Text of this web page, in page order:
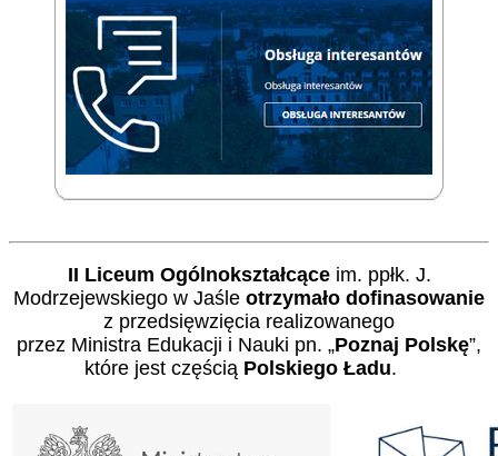
II Liceum Ogólnokształcąceim. ppłk. J.
Modrzejewskiego w Jaśle otrzymało dofinasowanie
z przedsięwzięcia realizowanego
przez Ministra Edukacji i Nauki pn. „Poznaj Polskę”,
które jest częścią Polskiego Ładu.